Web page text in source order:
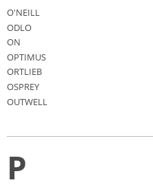
O'NEILL
ODLO
ON
OPTIMUS
ORTLIEB
OSPREY
OUTWELL
P